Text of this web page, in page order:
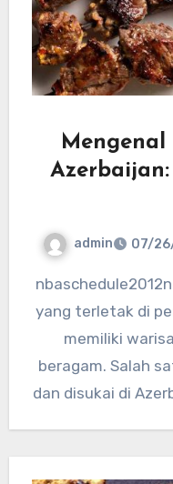
Mengenal
admin 07/
nbaschedule2012now.net – Azerbaijan, negara
yang terletak di
memiliki
beragam. Salah
dan disukai di